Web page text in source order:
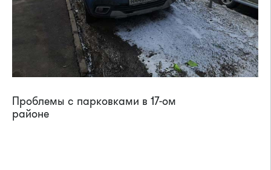
Проблемы с парковками в 17-ом
районе